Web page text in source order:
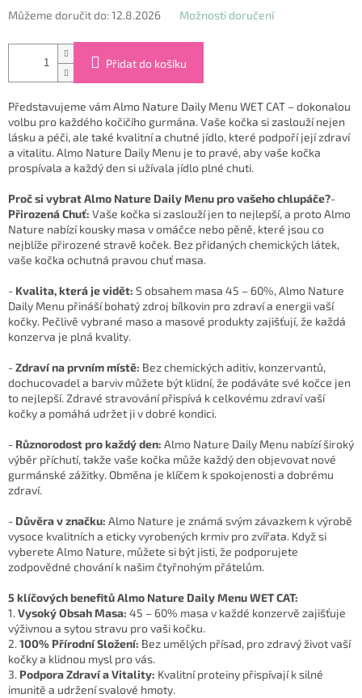
Můžeme doručit do:12.8.2026 Možnosti doručení
Přidat do košíku
Představujeme vám Almo Nature Daily Menu WET CAT – dokonalou
volbu pro každého kočičího gurmána. Vaše kočka si zaslouží nejen
lásku a péči, ale také kvalitní a chutné jídlo, které podpoří její zdraví
a vitalitu. Almo Nature Daily Menu je to pravé, aby vaše kočka
prospívala a každý den si užívala jídlo plné chuti.
Proč si vybrat Almo Nature Daily Menu pro vašeho chlupáče?-
Přirozená Chuť: Vaše kočka si zaslouží jen to nejlepší, a proto Almo
Nature nabízí kousky masa v omáčce nebo pěně, které jsou co
nejblíže přirozené stravě koček. Bez přidaných chemických látek,
vaše kočka ochutná pravou chuť masa.
- Kvalita, která je vidět: S obsahem masa 45 – 60%, Almo Nature
Daily Menu přináší bohatý zdroj bílkovin pro zdraví a energii vaší
kočky. Pečlivě vybrané maso a masové produkty zajišťují, že každá
konzerva je plná kvality.
-Zdraví na prvním místě: Bez chemických aditiv, konzervantů,
dochucovadel a barviv můžete být klidní, že podáváte své kočce jen
to nejlepší. Zdravé stravování přispívá k celkovému zdraví vaší
kočky a pomáhá udržet ji v dobré kondici.
- Různorodost pro každý den: Almo Nature Daily Menu nabízí široký
výběr příchutí, takže vaše kočka může každý den objevovat nové
gurmánské zážitky. Obměna je klíčem k spokojenosti a dobrému
zdraví.
- Důvěra v značku: Almo Nature je známá svým závazkem k výrobě
vysoce kvalitních a eticky vyrobených krmiv pro zvířata. Když si
vyberete Almo Nature, můžete si být jisti, že podporujete
zodpovědné chování k našim čtyřnohým přátelům.
5 klíčových benefitů Almo Nature Daily Menu WET CAT:
1. Vysoký Obsah Masa: 45 – 60% masa v každé konzervě zajišťuje
výživnou a sytou stravu pro vaši kočku.
2. 100% Přírodní Složení: Bez umělých přísad, pro zdravý život vaší
kočky a klidnou mysl pro vás.
3. Podpora Zdraví a Vitality: Kvalitní proteiny přispívají k silné
imunitě a udržení svalové hmoty.